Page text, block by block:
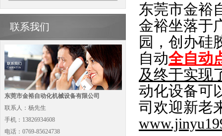
联系我们
东莞市金裕自动化机械设备有限公司
联系人：杨先生
手机：13826934608
电话：0769-85624738
东莞市金裕
金裕坐落于
园，创办硅
自动全自动
及终于实现
动化设备可
司欢迎新老